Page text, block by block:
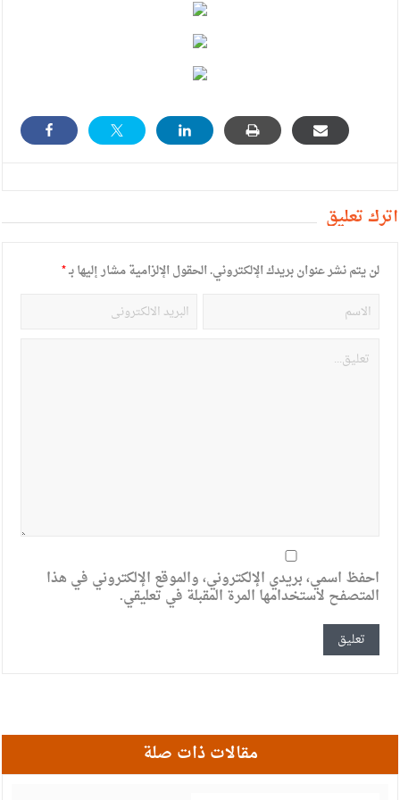
أترك تعليق
لن يتم نشر عنوان بريدك الإلكتروني.الحقول الإلزامية مشار إليها بـ*
احفظ اسمي، بريدي الإلكتروني، والموقع الإلكتروني في هذا
المتصفح لاستخدامها المرة المقبلة في تعليقي.
مقالات ذات صلة